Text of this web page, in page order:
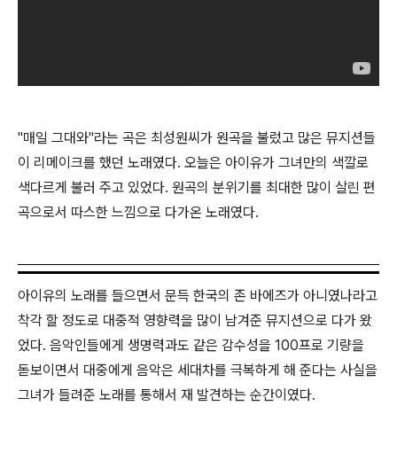
"매일 그대와"라는 곡은 최성원씨가 원곡을 불렀고 많은 뮤지션들
이 리메이크를 했던 노래였다. 오늘은 아이유가 그녀만의 색깔로
색다르게 불러 주고 있었다. 원곡의 분위기를 최대한 많이 살린 편
곡으로서 따스한 느낌으로 다가온 노래였다.
아이유의 노래를 들으면서 문득 한국의 존 바에즈가 아니였나라고
착각 할 정도로 대중적 영향력을 많이 남겨준 뮤지션으로 다가 왔
었다. 음악인들에게 생명력과도 같은 감수성을 100프로 기량을
돋보이면서 대중에게 음악은 세대차를 극복하게 해 준다는 사실을
그녀가 들려준 노래를 통해서 재 발견하는 순간이였다.